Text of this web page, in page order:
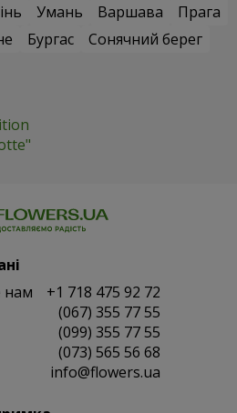
Умань Варшава
Прага
Бургас
Сонячний берег
нам
+1 718 475 92 72
(067) 355 77 55
(099) 355 77 55
(073) 565 56 68
info@flowers.ua